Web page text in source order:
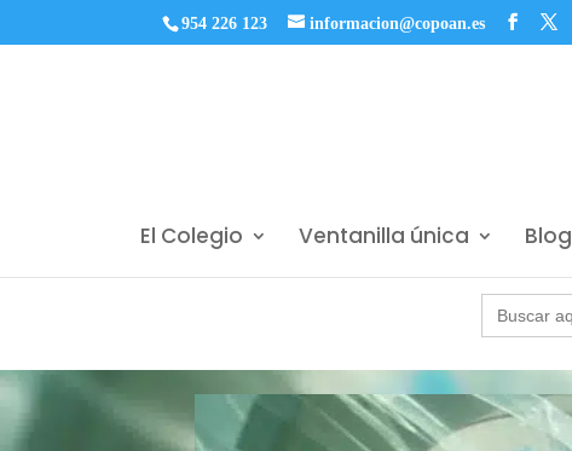
954 226 123 informacion@copoan.es
El Colegio Ventanilla única Blog
Buscar: